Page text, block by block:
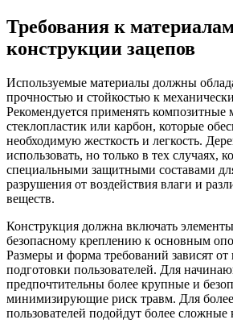
Требования к
конструкции зацепов
Используемые материалы должны
прочностью и стойкостью к
Рекомендуется применять композитные
стеклопластик или карбон, которые
необходимую жесткость и легкость.
использовать, но только в тех случаях,
специальными защитными составами
разрушения от воздействия влаги и
веществ.
Конструкция должна включать
безопасному креплению к основным
Размеры и форма требований зависят от
подготовки пользователей. Для
предпочтительны более крупные и
минимизирующие риск травм. Для
пользователей подойдут более